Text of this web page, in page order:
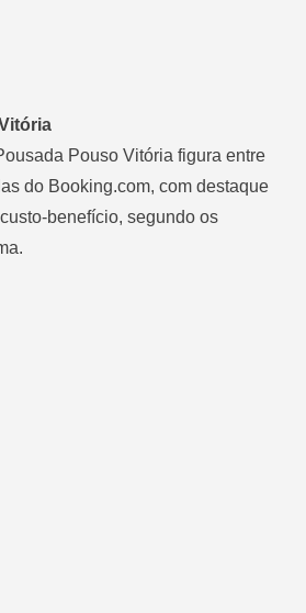
Pouso Vitória figura entre
do Booking.com, com destaque
benefício, segundo os